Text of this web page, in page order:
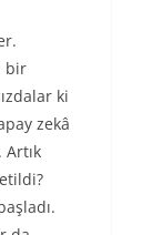
bir
ki
zekâ
Artık